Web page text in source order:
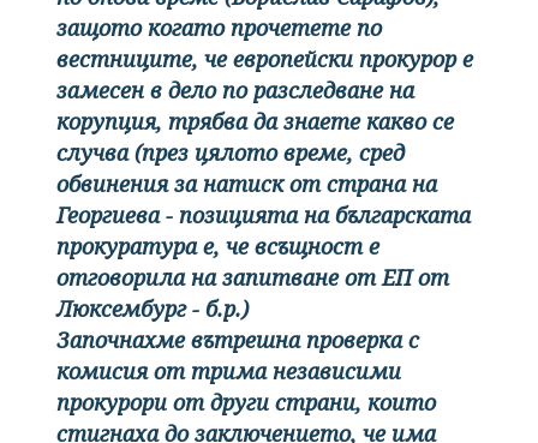
защото когато прочетете по
вестниците, че европейски прокурор е
замесен в дело по разследване на
корупция, трябва да знаете какво се
случва (през цялото време, сред
обвинения за натиск от страна на
Георгиева - позицията на българската
прокуратура е, че всъщност е
отговорила на запитване от ЕП от
Люксембург - б.р.)
Започнахме вътрешна проверка с
комисия от трима независими
прокурори от други страни, които
стигнаха до заключението, че има